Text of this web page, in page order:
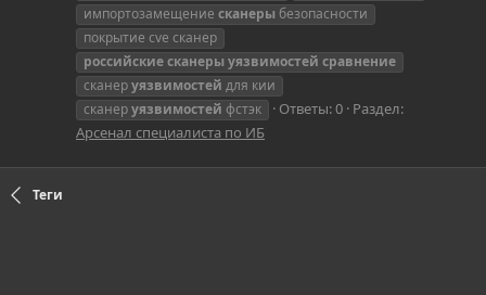
импортозамещение сканеры безопасности
покрытие cve сканер
российскиесканеры уязвимостей сравнение
сканеруязвимостей для кии
сканеруязвимостей фстэк Ответы: 0 Раздел:
Арсенал специалиста по ИБ
Теги